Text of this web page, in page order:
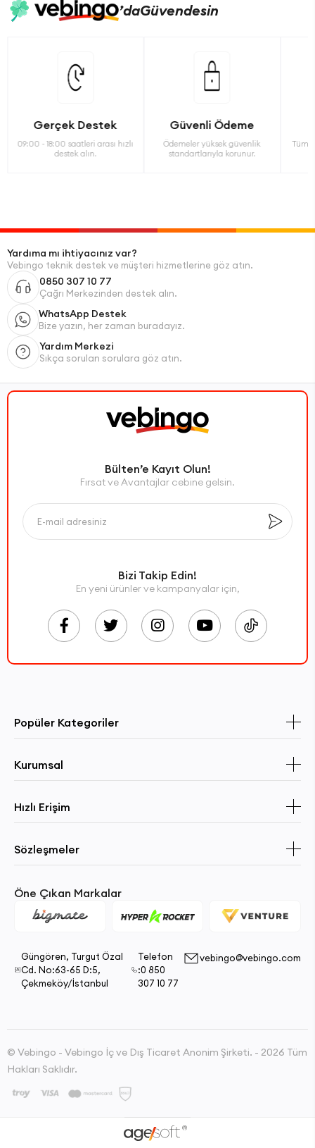
’daGüvendesin
Gerçek Destek
09:00 - 18:00 saatleri arası hızlı
destek alın.
Güvenli Ödeme
Ödemeler yüksek güvenlik
standartlarıyla korunur.
Tüm
Yardıma mı ihtiyacınız var?
Vebingo teknik destek ve müşteri hizmetlerine göz atın.
0850 307 10 77
Çağrı Merkezinden destek alın.
WhatsApp Destek
Bize yazın, her zaman buradayız.
Yardım Merkezi
Sıkça sorulan sorulara göz atın.
Bülten’e Kayıt Olun!
Fırsat ve Avantajlar cebine gelsin.
Bizi Takip Edin!
En yeni ürünler ve kampanyalar için,
Popüler Kategoriler
Kurumsal
Hızlı Erişim
Sözleşmeler
Öne Çıkan Markalar
Güngören, Turgut Özal
Cd. No:63-65 D:5,
Çekmeköy/İstanbul
Telefon
:0 850
307 10 77
vebingo@vebingo.com
© Vebingo - Vebingo İç ve Dış Ticaret Anonim Şirketi. - 2026 Tüm
Hakları Saklıdır.